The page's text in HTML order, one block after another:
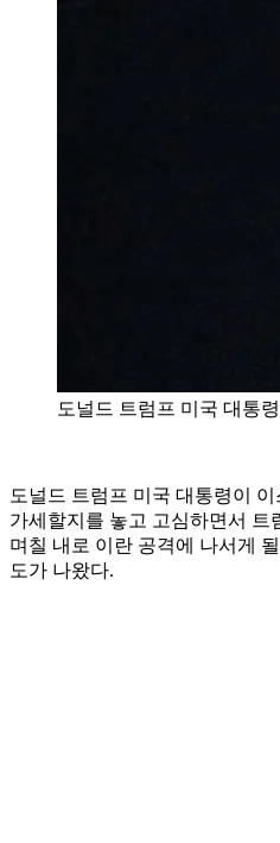
도널드 트럼프 미국 대통
도널드 트럼프 미국 대통령이
가세할지를 놓고 고심하면서 트
며칠 내로 이란 공격에 나서게
도가 나왔다.